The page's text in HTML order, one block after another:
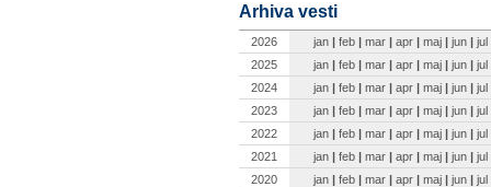
Arhiva vesti
2026 jan | feb | mar | apr | maj | jun | jul
2025
jan | feb | mar | apr | maj | jun | jul
2024
jan | feb | mar | apr | maj | jun | jul
2023
jan | feb | mar | apr | maj | jun | jul
2022
jan | feb | mar | apr | maj | jun | jul
2021
jan | feb | mar | apr | maj | jun | jul
2020
jan | feb | mar | apr | maj | jun | jul